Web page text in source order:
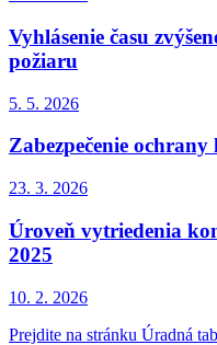
Vyhlásenie času
požiaru
5. 5. 2026
Zabezpečenie
23. 3. 2026
Úroveň vytriedenia
2025
10. 2. 2026
Prejdite na stránku Úradná